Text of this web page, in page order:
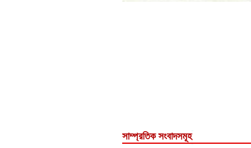
সাম্প্রতিক সংবাদসমূহ